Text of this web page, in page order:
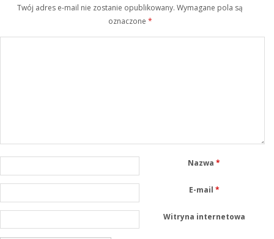
Twój adres e-mail nie zostanie opublikowany. Wymagane pola są
oznaczone *
Nazwa*
E-mail *
Witryna internetowa